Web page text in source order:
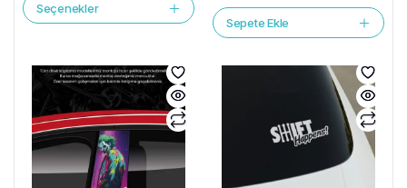
Seçenekler
Sepete Ekle